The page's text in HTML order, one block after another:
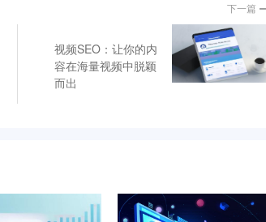
下一篇
视频SEO：让你的内
容在海量视频中脱颖
而出